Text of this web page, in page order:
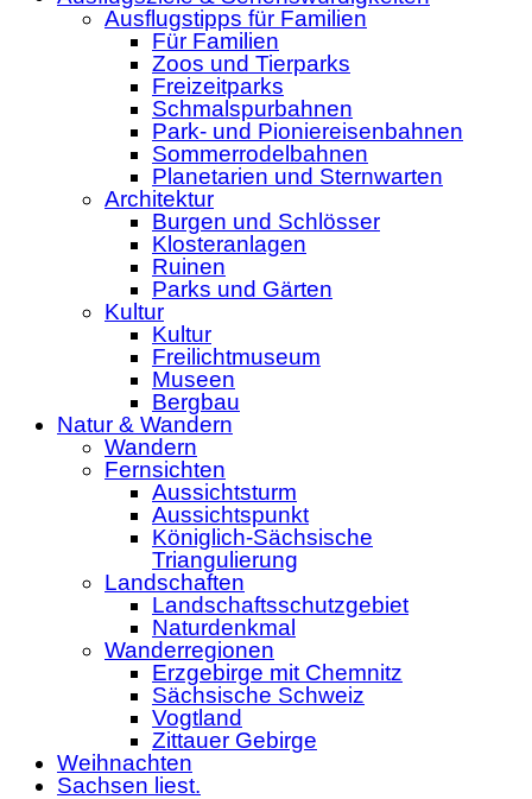
Ausflugstipps für Familien
Für Familien
Zoos und Tierparks
Freizeitparks
Schmalspurbahnen
Park- und Pioniereisenbahnen
Sommerrodelbahnen
Planetarien und Sternwarten
Architektur
Burgen und Schlösser
Klosteranlagen
Ruinen
Parks und Gärten
Kultur
Kultur
Freilichtmuseum
Museen
Bergbau
Natur & Wandern
Wandern
Fernsichten
Aussichtsturm
Aussichtspunkt
Königlich-Sächsische
Triangulierung
Landschaften
Landschaftsschutzgebiet
Naturdenkmal
Wanderregionen
Erzgebirge mit Chemnitz
Sächsische Schweiz
Vogtland
Zittauer Gebirge
Weihnachten
Sachsen liest.